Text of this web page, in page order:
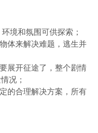
境和氛围可供探索；
体来解决难题，逃生并
展开征途了，整个剧情
况；
的合理解决方案，所有